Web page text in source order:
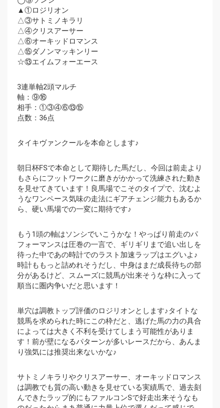
▲①ロジリオン
△③サトミノキラリ
△④クリスアーサー
△⑥オーキッドロマンス
△⑮ダノンマッキンリー
☆⑬エイムフォーエース
3連単軸2頭マルチ
軸：⑨⑯
相手：①③④⑥⑬⑮
点数：36点
タイキヴァンクールを本命とします♪
朝日杯FSで本命として期待した馬だし、今回は前走より
もさらにフットワークに磨きがかかって洗練された動き
を見せてきています！良馬場でこそのタイプで、沈むよ
うなワンペース気味の走法にギアチェンジ能力もあるか
ら、硬い馬場での一変に期待です♪
もう1頭の軸はソンシでいこうかな！やっぱり前走のパ
フォーマンスは圧巻の一言で、ギリギリまで追い出しを
待った中であの時計でのラスト加速ラップはエグいよ♪
時計ももっと詰めれそうだし、中身はまだ成長待ちの部
分があるけど、スムーズに競馬が出来そうな枠に入って
順当に圏内争いだと思います！
単穴は調教トップ評価のロジリオンとします♪タイトな
競馬を求められた時にこの枠だと、逃げた馬の力の具合
によっては大きく不利を受けてしまう可能性がありま
す！前が壁になるパターンが多いレースだから、あんま
り強気には推奨出来ないかな♪
サトミノキラリやクリスアーサー、オーキッドロマンス
は調教でも質の高い動きを見せている実績馬で、過去刻
んできたラップ的にもファルコンSで好走出来そうなも